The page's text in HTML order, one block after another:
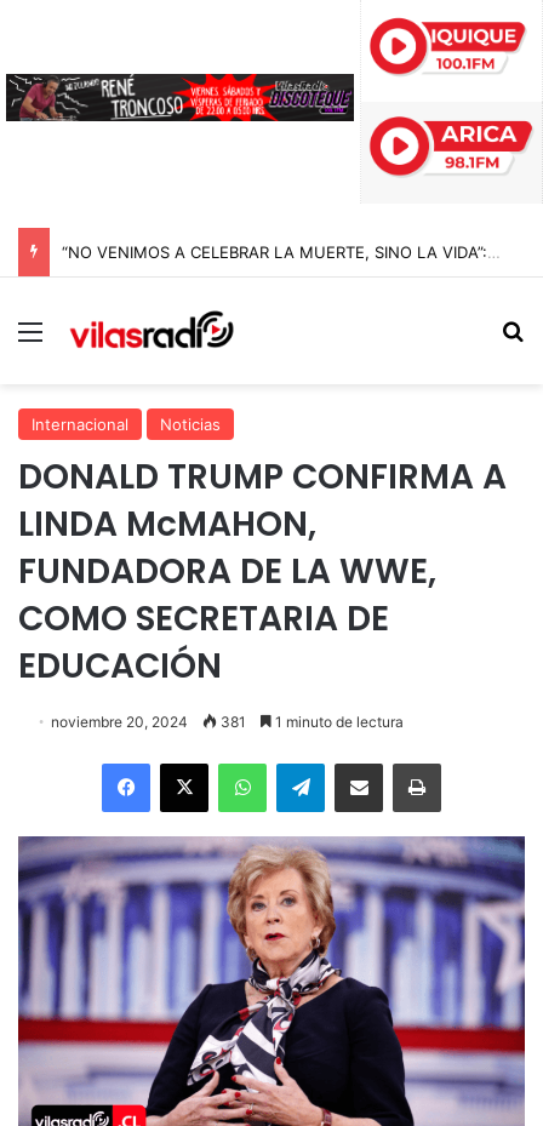
“NO VENIMOS A CELEBRAR LA MUERTE, SINO LA VIDA”: LA EMOTIVA ROMERÍA AL CEMENTERIO QUE MARCA EL CORAZÓN DE LA FIESTA DE SAN LORENZO
Menú
Internacional Noticias
DONALD TRUMP CONFIRMA A
LINDA McMAHON,
FUNDADORA DE LA WWE,
COMO SECRETARIA DE
EDUCACIÓN
noviembre 20, 2024 381 1 minuto de lectura
Facebook
X WhatsAppTelegramEnviar vía email Imprimir